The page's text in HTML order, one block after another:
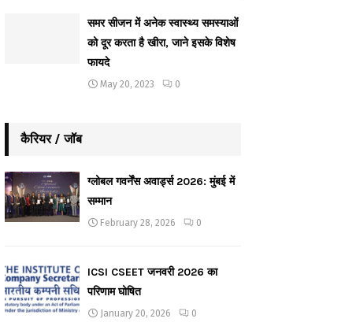
समर सीजन में अनेक स्वास्थ्य समस्याओं
को दूर करता है खीरा, जाने इसके विशेष
फायदे
May 20, 2023 0
कैरियर / जॉब
ग्लोबल गवर्नेंस अवार्ड्स 2026: मुंबई में
सम्मान
February 28, 2026 0
ICSI CSEET जनवरी 2026 का
परिणाम घोषित
January 20, 2026 0